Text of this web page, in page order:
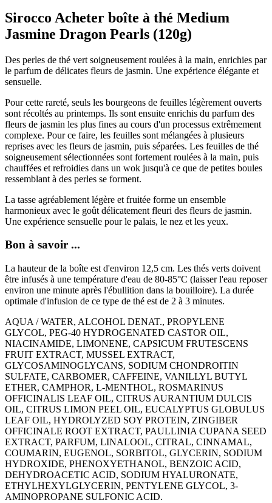
Sirocco Acheter boîte à thé Medium
Jasmine Dragon Pearls (120g)
Des perles de thé vert soigneusement roulées à la main, enrichies par
le parfum de délicates fleurs de jasmin. Une expérience élégante et
sensuelle.
Pour cette rareté, seuls les bourgeons de feuilles légèrement ouverts
sont récoltés au printemps. Ils sont ensuite enrichis du parfum des
fleurs de jasmin les plus fines au cours d'un processus extrêmement
complexe. Pour ce faire, les feuilles sont mélangées à plusieurs
reprises avec les fleurs de jasmin, puis séparées. Les feuilles de thé
soigneusement sélectionnées sont fortement roulées à la main, puis
chauffées et refroidies dans un wok jusqu'à ce que de petites boules
ressemblant à des perles se forment.
La tasse agréablement légère et fruitée forme un ensemble
harmonieux avec le goût délicatement fleuri des fleurs de jasmin.
Une expérience sensuelle pour le palais, le nez et les yeux.
Bon à savoir ...
La hauteur de la boîte est d'environ 12,5 cm. Les thés verts doivent
être infusés à une température d'eau de 80-85°C (laisser l'eau reposer
environ une minute après l'ébullition dans la bouilloire). La durée
optimale d'infusion de ce type de thé est de 2 à 3 minutes.
AQUA / WATER, ALCOHOL DENAT., PROPYLENE
GLYCOL, PEG-40 HYDROGENATED CASTOR OIL,
NIACINAMIDE, LIMONENE, CAPSICUM FRUTESCENS
FRUIT EXTRACT, MUSSEL EXTRACT,
GLYCOSAMINOGLYCANS, SODIUM CHONDROITIN
SULFATE, CARBOMER, CAFFEINE, VANILLYL BUTYL
ETHER, CAMPHOR, L-MENTHOL, ROSMARINUS
OFFICINALIS LEAF OIL, CITRUS AURANTIUM DULCIS
OIL, CITRUS LIMON PEEL OIL, EUCALYPTUS GLOBULUS
LEAF OIL, HYDROLYZED SOY PROTEIN, ZINGIBER
OFFICINALE ROOT EXTRACT, PAULLINIA CUPANA SEED
EXTRACT, PARFUM, LINALOOL, CITRAL, CINNAMAL,
COUMARIN, EUGENOL, SORBITOL, GLYCERIN, SODIUM
HYDROXIDE, PHENOXYETHANOL, BENZOIC ACID,
DEHYDROACETIC ACID, SODIUM HYALURONATE,
ETHYLHEXYLGLYCERIN, PENTYLENE GLYCOL, 3-
AMINOPROPANE SULFONIC ACID.